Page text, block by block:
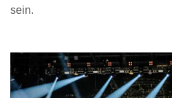
sein.